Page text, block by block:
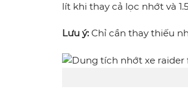
lít khi thay cả lọc nhớt và
Lưu ý: Chỉ cần thay thiếu